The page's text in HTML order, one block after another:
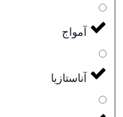
آمواج
آناستازیا